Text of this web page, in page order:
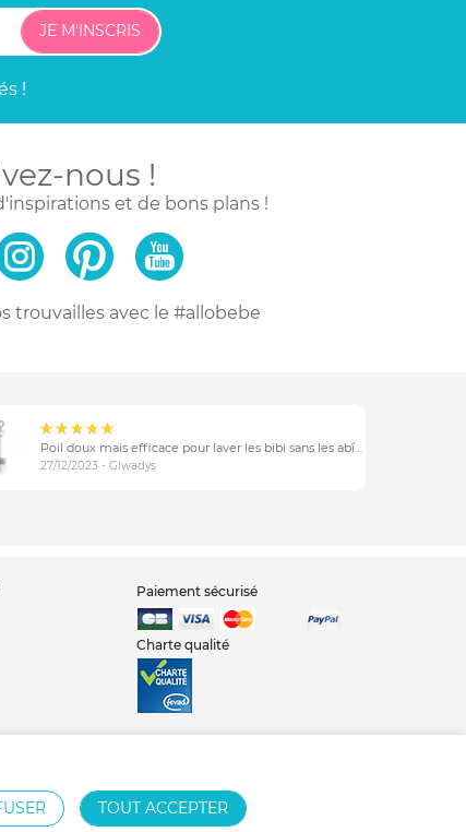
JE M'INSCRIS
!
nous !
et de bons plans !
trouvaillesavec le #allobebe
27/12/2023 - Glwadys
Paiement sécurisé
Charte qualité
TOUT ACCEPTER